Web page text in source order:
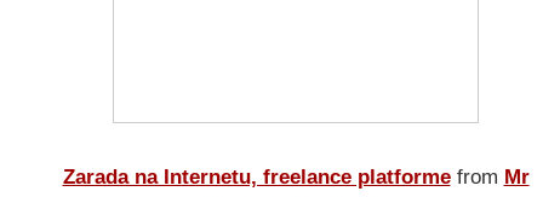
Zarada na Internetu, freelance platforme from Mr